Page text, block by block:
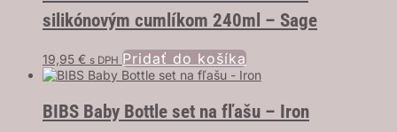
silikónovým cumlíkom 240ml – Sage
19,95 € s DPH Pridať do košíka
BIBS Baby Bottle set na fľašu – Iron